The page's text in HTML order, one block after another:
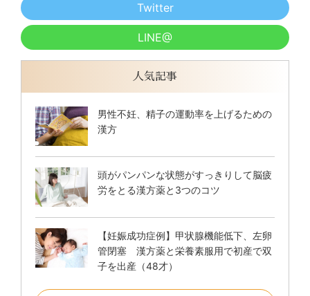
Twitter
LINE@
人気記事
男性不妊、精子の運動率を上げるための
漢方
頭がパンパンな状態がすっきりして脳疲
労をとる漢方薬と3つのコツ
【妊娠成功症例】甲状腺機能低下、左卵
管閉塞 漢方薬と栄養素服用で初産で双
子を出産（48才）